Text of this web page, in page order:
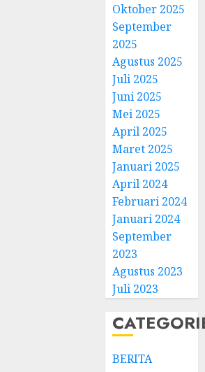
Oktober 2025
September
2025
Agustus 2025
Juli 2025
Juni 2025
Mei 2025
April 2025
Maret 2025
Januari 2025
April 2024
Februari 2024
Januari 2024
September
2023
Agustus 2023
Juli 2023
BERITA
3
Natal
BKSG
Tegal
di
11, 2026
4
Samuel
Adi
dan